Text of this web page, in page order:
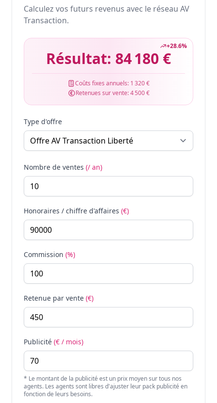
Calculez vos futurs revenus avec le réseau AV
Transaction.
+28.6%
Résultat: 84 180 €
Coûts fixes annuels: 1 320 €
Retenues sur vente:4 500 €
Type d'offre
Nombre de ventes (/ an)
Honoraires / chiffre d'affaires (€)
Commission (%)
Retenue par vente (€)
Publicité (€ / mois)
* Le montant de la publicité est un prix moyen sur tous nos
agents. Les agents sont libres d'ajuster leur pack publicité en
fonction de leurs besoins.